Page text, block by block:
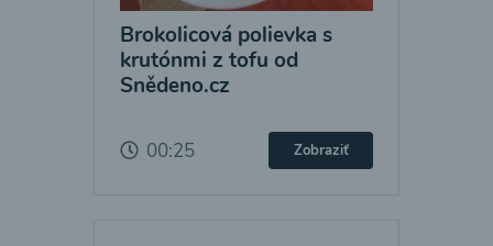
Brokolicová polievka s
krutónmi z tofu od
Snědeno.cz
00:25 Zobraziť